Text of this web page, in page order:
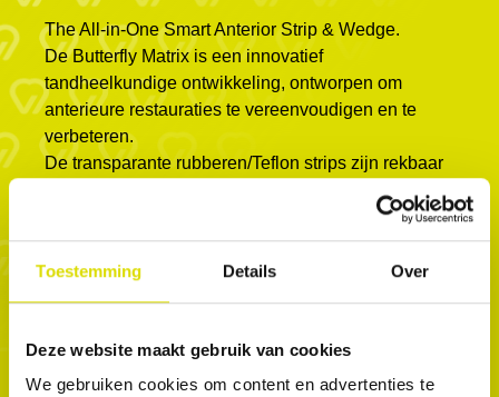
Toestemming Details Over
Deze website maakt gebruik van cookies
We gebruiken cookies om content en advertenties te
The All-in-One Smart Anterior Strip & Wedge.
De Butterfly Matrix is ​​een innovatief
tandheelkundige ontwikkeling, ontworpen om
anterieure restauraties te vereenvoudigen en te
verbeteren.
De transparante rubberen/Teflon strips zijn rekbaar
passen zich aan de tand aan. De matrix bevat een
wig en linguale vleugels die de matrix stevig op zijn
plaats houden, zodat er zonder zorgen met de
de wig en heeft een twee-in-één ontwerp dat
optimale contactpunten en gemak garandeert